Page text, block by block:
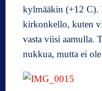
kylmääkin (+12 C).
kirkonkello, kuten
vasta viisi aamulla.
nukkua, mutta ei